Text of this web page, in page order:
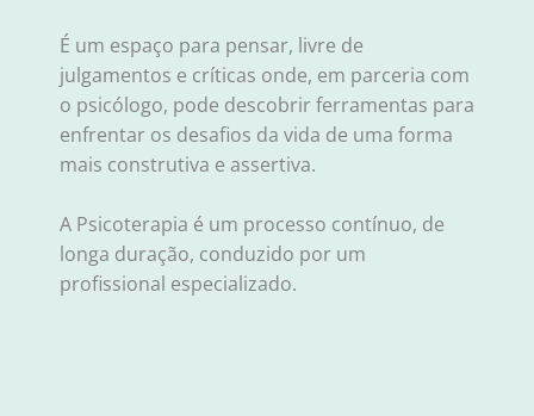
É um espaço para pensar, livre de
julgamentos e críticas onde, em parceria com
o psicólogo, pode descobrir ferramentas para
enfrentar os desafios da vida de uma forma
mais construtiva e assertiva.
A Psicoterapia é um processo contínuo, de
longa duração, conduzido por um
profissional especializado.